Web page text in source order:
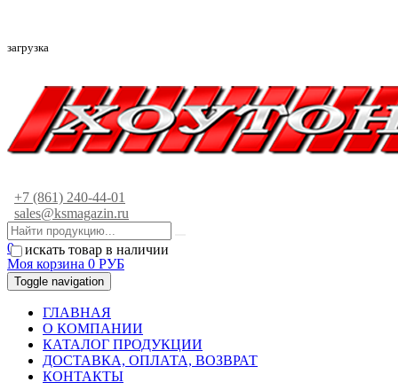
загрузка
+7 (861) 240-44-01
sales@ksmagazin.ru
искать товар в наличии
0
Моя корзина 0 РУБ
Toggle navigation
ГЛАВНАЯ
О КОМПАНИИ
КАТАЛОГ ПРОДУКЦИИ
ДОСТАВКА, ОПЛАТА, ВОЗВРАТ
КОНТАКТЫ